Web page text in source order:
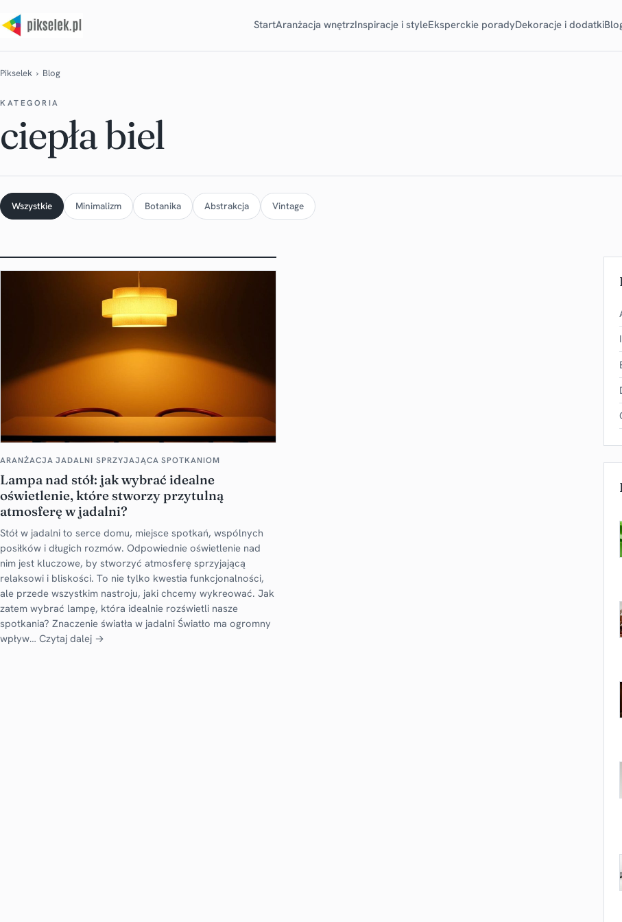
StartAranżacja wnętrzInspiracje i styleEksperckie poradyDekoracje i dodatki
Pikselek › Blog
KATEGORIA
ciepła biel
Wszystkie Minimalizm Botanika Abstrakcja Vintage
ARANŻACJA JADALNI SPRZYJAJĄCA SPOTKANIOM
Lampa nad stół: jak wybrać idealne
oświetlenie, które stworzy przytulną
atmosferę w jadalni?
Stół w jadalni to serce domu, miejsce spotkań, wspólnych
posiłków i długich rozmów. Odpowiednie oświetlenie nad
nim jest kluczowe, by stworzyć atmosferę sprzyjającą
relaksowi i bliskości. To nie tylko kwestia funkcjonalności,
ale przede wszystkim nastroju, jaki chcemy wykreować. Jak
zatem wybrać lampę, która idealnie rozświetli nasze
spotkania? Znaczenie światła w jadalni Światło ma ogromny
wpływ… Czytaj dalej →